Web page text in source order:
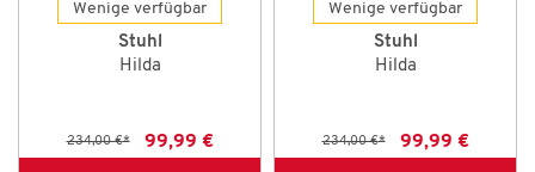
Wenige verfügbar
Stuhl
Hilda
234,00 €* 99,99 €
Wenige verfügbar
Stuhl
Hilda
234,00 €* 99,99 €